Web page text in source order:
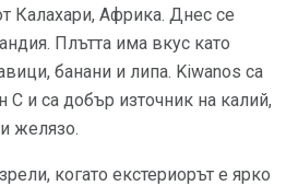
Калахари, Африка. Днес се
Плътта има вкус като
банани и липа. Kiwanos са
С и са добър източник на калий,
желязо.
когато екстериорът е ярко